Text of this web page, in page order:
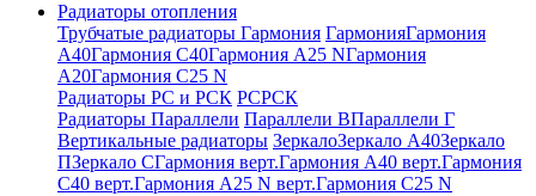
Радиаторы отопления
Трубчатые радиаторы Гармония ГармонияГармония
А40Гармония С40Гармония А25 NГармония
А20Гармония С25 N
Радиаторы РС и РСК РСРСК
Радиаторы Параллели Параллели ВПараллели Г
Вертикальные радиаторы ЗеркалоЗеркало А40Зеркало
ПЗеркало СГармония верт.Гармония А40 верт.Гармония
С40 верт.Гармония А25 N верт.Гармония С25 N